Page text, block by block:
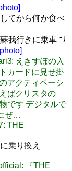
てから何か食べ
我行きに乗車 ﾆﾅ
えきすぽの入
カードに見せ掛
アクティベーシ
ばクリスタの
です デジタルで
ぜ…
THE
乗り換え
『THE